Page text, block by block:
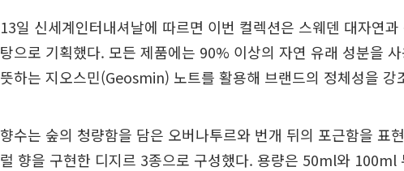
13일 신세계인터내셔날에 따르면 이번 컬렉션은 스웨덴 대자연
탕으로 기획했다. 모든 제품에는 90% 이상의 자연 유래 성분을
뜻하는 지오스민(Geosmin) 노트를 활용해 브랜드의 정체성을 강
향수는 숲의 청량함을 담은 오버나투르와 번개 뒤의 포근함을 표
럴 향을 구현한 디지르 3종으로 구성했다. 용량은 50ml와 100ml